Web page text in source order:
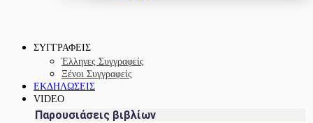
ΣΥΓΓΡΑΦΕΙΣ
Έλληνες Συγγραφείς
Ξένοι Συγγραφείς
ΕΚΔΗΛΩΣΕΙΣ
VIDEO
Παρουσιάσεις βιβλίων